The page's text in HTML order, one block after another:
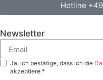
Hotline
Newsletter
Ja, ich bestätige, dass ich die
akzeptiere.*